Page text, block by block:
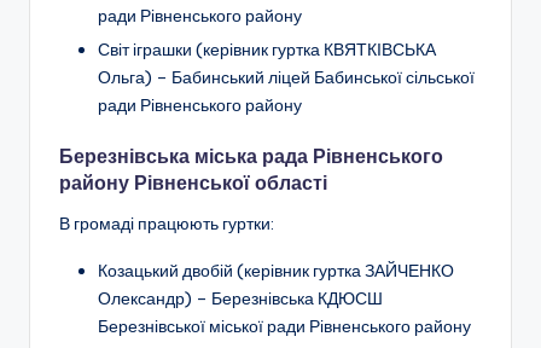
ради Рівненського району
Світ іграшки (керівник гуртка КВЯТКІВСЬКА
Ольга) – Бабинський ліцей Бабинської сільської
ради Рівненського району
Березнівська міська рада Рівненського
району Рівненської області
В громаді працюють гуртки:
Козацький двобій (керівник гуртка ЗАЙЧЕНКО
Олександр) – Березнівська КДЮСШ
Березнівської міської ради Рівненського району